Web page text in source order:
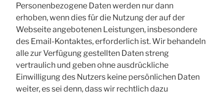
Personenbezogene Daten werden nur dann
erhoben, wenn dies für die Nutzung der auf der
Webseite angebotenen Leistungen, insbesondere
des Email-Kontaktes, erforderlich ist. Wir behandeln
alle zur Verfügung gestellten Daten streng
vertraulich und geben ohne ausdrückliche
Einwilligung des Nutzers keine persönlichen Daten
weiter, es sei denn, dass wir rechtlich dazu